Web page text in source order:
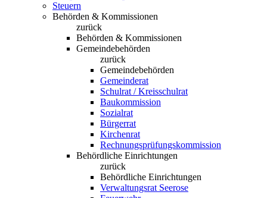
Steuern
Behörden & Kommissionen
zurück
Behörden & Kommissionen
Gemeindebehörden
zurück
Gemeindebehörden
Gemeinderat
Schulrat / Kreisschulrat
Baukommission
Sozialrat
Bürgerrat
Kirchenrat
Rechnungsprüfungskommission
Behördliche Einrichtungen
zurück
Behördliche Einrichtungen
Verwaltungsrat Seerose